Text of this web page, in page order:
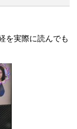
を実際に読んでも